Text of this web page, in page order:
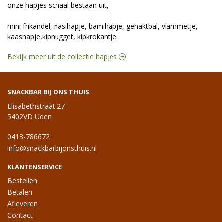
onze hapjes schaal bestaan uit,
mini frikandel, nasihapje, bamihapje, gehaktbal, vlammetje,
kaashapje,kipnugget, kipkrokantje.
Bekijk meer uit de collectie hapjes
SNACKBAR BIJ ONS THUIS
Elisabethstraat 27
5402VD Uden
0413-786672
info@snackbarbijonsthuis.nl
KLANTENSERVICE
Bestellen
Betalen
Afleveren
Contact